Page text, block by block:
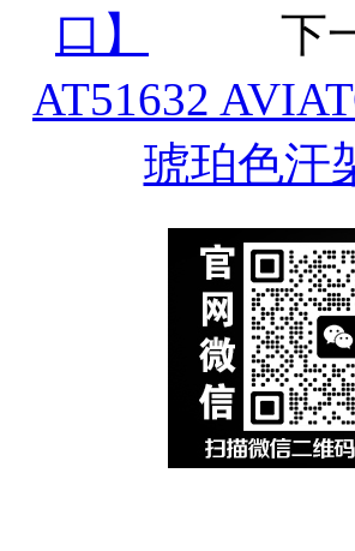
口】
下
AT51632
琥珀色汗